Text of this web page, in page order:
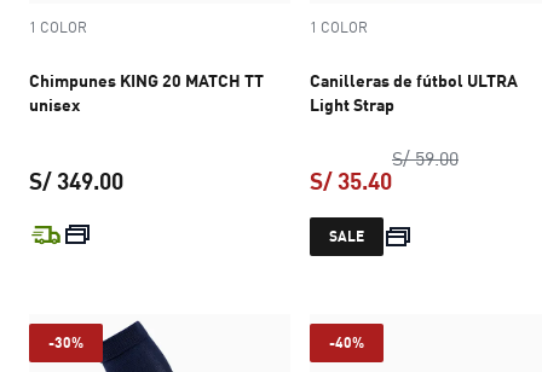
1 COLOR
Chimpunes KING 20 MATCH TT
unisex
S/ 349.00
1 COLOR
Canilleras de fútbol ULTRA
Light Strap
S/ 59.00precio
S/ 35.40
precio actual S/
SALE
-30% -40%